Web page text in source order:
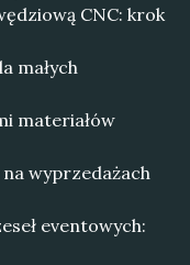
CNC: krok
małych
materiałów
na wyprzedażach
eventowych: